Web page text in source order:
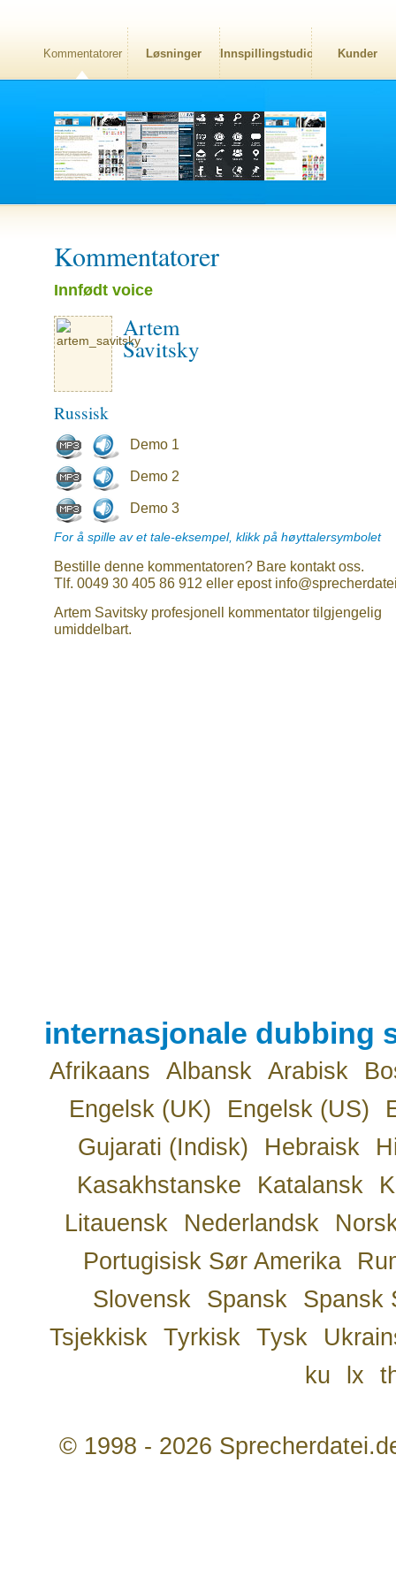
Kommentatorer Løsninger Innspillingstudio Kunder
Kommentatorer
Innfødt voice
Artem
Savitsky
Russisk
Demo 1
Demo 2
Demo 3
For å spille av et tale-eksempel, klikk på høyttalersymbolet
Bestille denne kommentatoren? Bare kontakt oss.
Tlf. 0049 30 405 86 912 eller epost
Artem Savitsky profesjonell kommentator tilgjengelig
umiddelbart.
internasjonale dubbing
Afrikaans Albansk Arabisk
Engelsk (UK)
Engelsk (US)
Gujarati (Indisk)
Hebraisk
Kasakhstanske
Katalansk
Litauensk
Nederlandsk
Portugisisk Sør Amerika
Slovensk
Spansk
Spansk
Tsjekkisk
Tyrkisk Tysk
ku
lx
© 1998 - 2026